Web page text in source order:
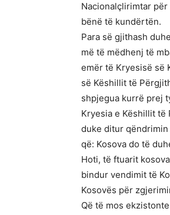
Nacionalçlirimtar
bënë të kundërtën.
Para së gjithash
më të mëdhenj të
emër të Kryesisë së
së Këshillit të
shpjegua kurrë prej
Kryesia e Këshillit
duke ditur
që: Kosova do të
Hoti, të ftuarit
bindur vendimit të
Kosovës për
Që të mos